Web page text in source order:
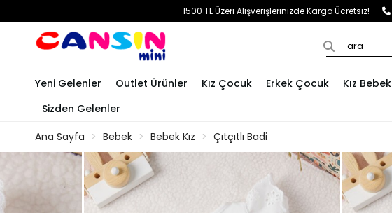
1500 TL Üzeri Alışverişlerinizde Kargo Ücretsiz!
Yeni Gelenler Outlet Ürünler Kız Çocuk Erkek Çocuk Kız Bebek
Sizden Gelenler
Ana Sayfa
Bebek Bebek Kız Çıtçıtlı Badi